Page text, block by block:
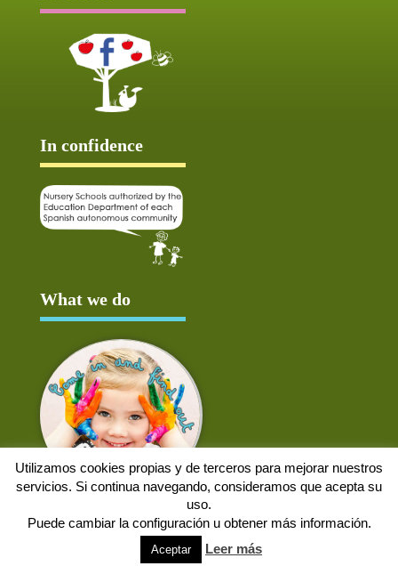
In confidence
What we do
Utilizamos cookies propias y de terceros para mejorar nuestros
servicios. Si continua navegando, consideramos que acepta su
uso.
Puede cambiar la configuración u obtener más información.
Aceptar Leer más
Aviso Legal Política de cookies Protección de datos Solicitud de baja